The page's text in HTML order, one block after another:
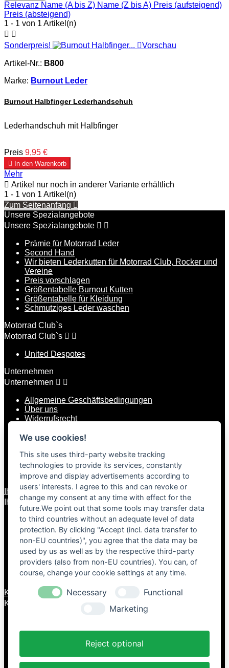
Relevanz Name (A bis Z) Name (Z bis A) Preis (aufsteigend)
Preis (absteigend)
1 - 1 von 1 Artikel(n)
 
Sonderpreis!
Vorschau
Artikel-Nr.: B800
Marke: Burnout Leder
Burnout Halbfinger Lederhandschuh
Lederhandschuh mit Halbfinger
Preis 9,95 €
 In den Warenkorb
Mehr
 Artikel nur noch in anderer Variante erhältlich
1 - 1 von 1 Artikel(n)
Zum Seitenanfang 
Unsere Spezialangebote
Unsere Spezialangebote  
Prämie für Motorrad Leder
Second Hand
Wir bieten Lederkutten für Motorrad Club, Rocker und
Vereine
Preis vorschlagen
Größentabelle Burnout Kutten
Größentabelle für Kleidung
Schmutziges Leder waschen
Motorrad Club`s
Motorrad Club`s  
United Despotes
Unternehmen
Unternehmen  
Allgemeine Geschäftsbedingungen
Über uns
Widerrufsrecht
Versand und Zahlung
Klarna Zahlungsbedingungen
Impressum
Kontakt
Ihr Konto
Ihr Konto  
Persönliche Infos
Warenrücksendungen
Bestellungen
Rechnungskorrekturen
Adressen
Gutscheine
Bestellung widerrufen
Kontakt
Kontakt
73441 Bopfingen
We use cookies!
This site uses third-party website tracking
technologies to provide its services, constantly
improve and display advertisements according to
users' interests. I agree to this and can revoke or
change my consent at any time with effect for the
future.We point out that some tools may transfer data
to third countries without an adequate level of data
protection. By clicking "Accept (incl. data transfer to
non-EU countries)", you agree that the data may be
used by us as well as by the respective third-party
providers (also from non-EU countries). You can, of
course, change your cookie settings at any time.
Necessary
Functional
Marketing
Reject optional